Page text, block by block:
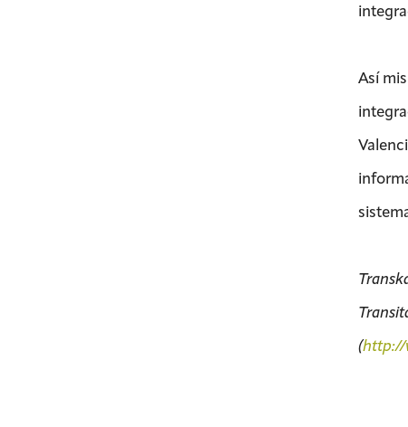
Así
(http://